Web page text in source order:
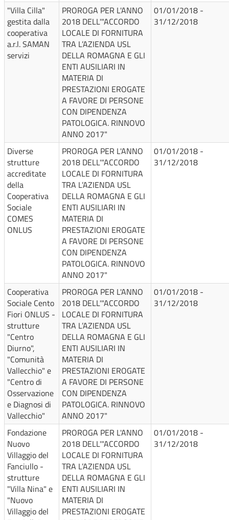
"Villa Cilla"
gestita dalla
cooperativa
a.r.l. SAMAN
servizi
PROROGA PER L'ANNO
2018 DELL'"ACCORDO
LOCALE DI FORNITURA
TRA L’AZIENDA USL
DELLA ROMAGNA E GLI
ENTI AUSILIARI IN
MATERIA DI
PRESTAZIONI EROGATE
A FAVORE DI PERSONE
CON DIPENDENZA
PATOLOGICA. RINNOVO
ANNO 2017"
01/01/2018 -
31/12/2018
Diverse
strutture
accreditate
della
Cooperativa
Sociale
COMES
ONLUS
PROROGA PER L'ANNO
2018 DELL'"ACCORDO
LOCALE DI FORNITURA
TRA L’AZIENDA USL
DELLA ROMAGNA E GLI
ENTI AUSILIARI IN
MATERIA DI
PRESTAZIONI EROGATE
A FAVORE DI PERSONE
CON DIPENDENZA
PATOLOGICA. RINNOVO
ANNO 2017"
01/01/2018 -
31/12/2018
Cooperativa
Sociale Cento
Fiori ONLUS -
strutture
"Centro
Diurno",
"Comunità
Vallecchio" e
"Centro di
Osservazione
e Diagnosi di
Vallecchio"
PROROGA PER L'ANNO
2018 DELL'"ACCORDO
LOCALE DI FORNITURA
TRA L’AZIENDA USL
DELLA ROMAGNA E GLI
ENTI AUSILIARI IN
MATERIA DI
PRESTAZIONI EROGATE
A FAVORE DI PERSONE
CON DIPENDENZA
PATOLOGICA. RINNOVO
ANNO 2017"
01/01/2018 -
31/12/2018
Fondazione
Nuovo
Villaggio del
Fanciullo -
strutture
"Villa Nina" e
"Nuovo
Villaggio del
PROROGA PER L'ANNO
2018 DELL'"ACCORDO
LOCALE DI FORNITURA
TRA L’AZIENDA USL
DELLA ROMAGNA E GLI
ENTI AUSILIARI IN
MATERIA DI
PRESTAZIONI EROGATE
01/01/2018 -
31/12/2018